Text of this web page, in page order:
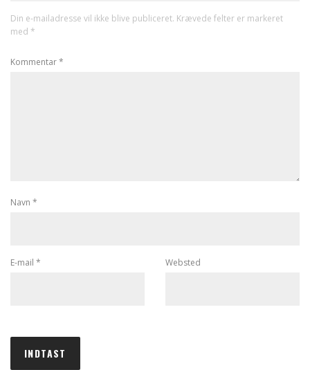
Din e-mailadresse vil ikke blive publiceret. Krævede felter er markeret
med *
Kommentar*
Navn *
E-mail * Websted